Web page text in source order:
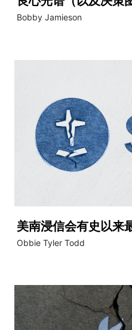
Bobby Jamieson
美南浸信会有史以来
Obbie Tyler Todd